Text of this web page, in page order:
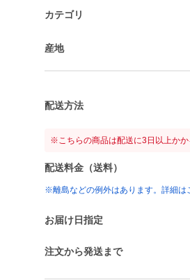
カテゴリ
産地
配送方法
※こちらの商品は配送に3日以上か
配送料金（送料）
※離島などの例外はあります。詳細は
お届け日指定
注文から発送まで